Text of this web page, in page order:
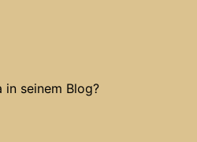
in seinem Blog?